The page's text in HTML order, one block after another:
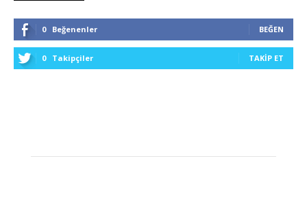
0 Beğenenler BEĞEN
0 Takipçiler TAKIP ET